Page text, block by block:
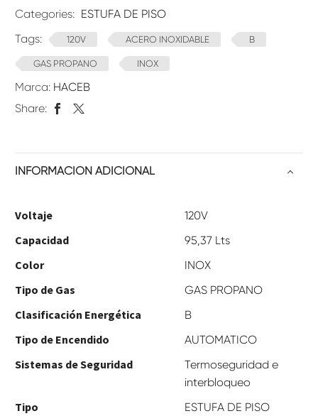
Categories: ESTUFA DE PISO
Tags:
120V ACERO INOXIDABLE B
GAS PROPANO INOX
Marca: HACEB
Share:
INFORMACIÓN ADICIONAL
Voltaje 120V
Capacidad 95,37 Lts
Color INOX
Tipo de Gas GAS PROPANO
Clasificación Energética B
Tipo de Encendido AUTOMATICO
Sistemas de Seguridad
Termoseguridad e
interbloqueo
Tipo ESTUFA DE PISO